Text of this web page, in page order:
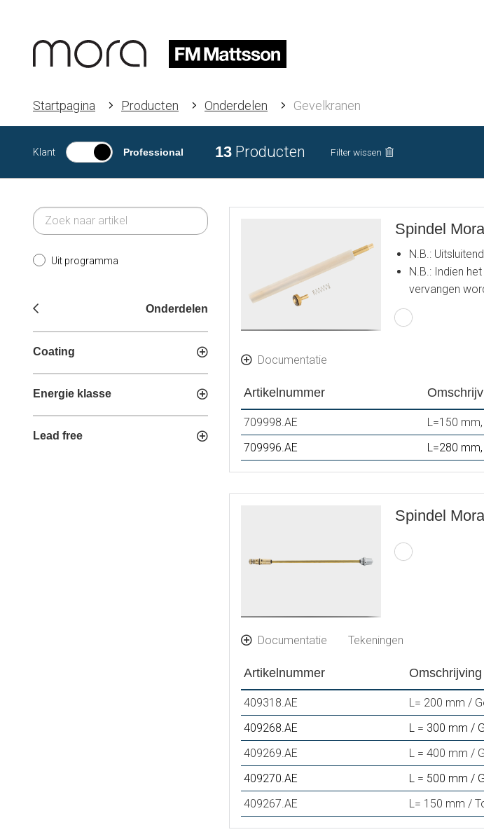
Startpagina Producten Onderdelen Gevelkranen
Klant Professional 13 Producten Filter wissen
Uit programma
Onderdelen
Coating
Energie klasse
Lead free
Spindel
N.B.:
N.B.: Indien
vervangen
Documentatie
Artikelnummer
709998.AE
L=150
709996.AE
L=280
Spindel
Documentatie Tekeningen
Artikelnummer Omschrijving
409318.AE
L= 200 mm /
409268.AE
L = 300 mm /
409269.AE
L = 400 mm /
409270.AE
L = 500 mm /
409267.AE
L= 150 mm /